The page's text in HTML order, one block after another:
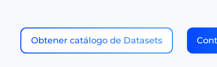
Obtener catálogo de Datasets